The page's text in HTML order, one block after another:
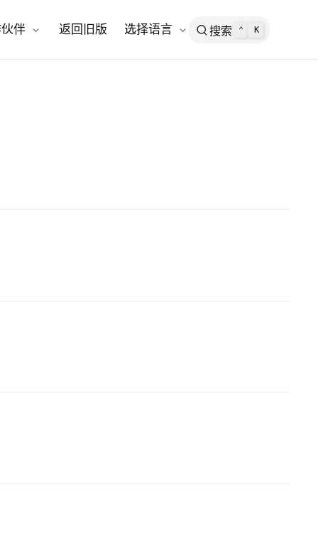
伴 返回旧版 open in new window
选择语言 搜索 ⌃ K